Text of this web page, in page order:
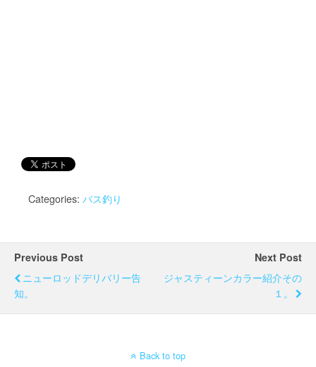
Categories: バス釣り
Previous Post
ニューロッドデリバリー告
知。
Next Post
ジャスティーンカラー紹介その
１。
Back to top